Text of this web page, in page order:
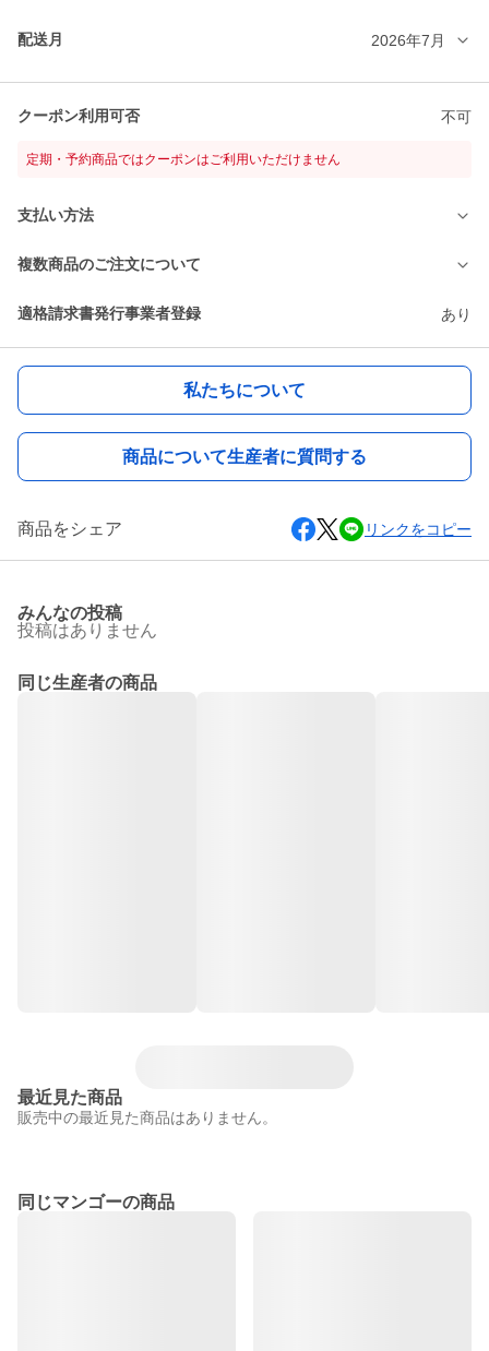
配送月 2026年7月
クーポン利用可否 不可
定期・予約商品ではクーポンはご利用いただけません
支払い方法
複数商品のご注文について
適格請求書発行事業者登録 あり
私たちについて
商品について生産者に質問する
商品をシェア リンクをコピー
みんなの投稿
投稿はありません
同じ生産者の商品
最近見た商品
販売中の最近見た商品はありません。
同じマンゴーの商品